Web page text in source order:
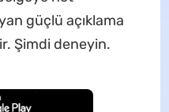
güçlü açıklama
Şimdi deneyin.